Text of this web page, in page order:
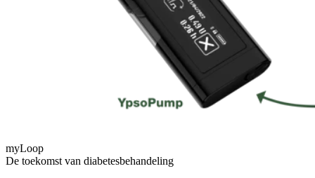
myLoop
De toekomst van diabetesbehandeling